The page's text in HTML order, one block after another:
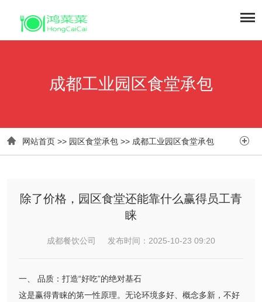
成都工业园区食堂承包
 网站首页 >> 园区食堂承包 >> 成都工业园区食堂承包 
除了价格，园区食堂还能靠什么赢得员工青
睐
成都餐饮公司 发布时间：2025-10-23 09:20
一、 品质：打造“好吃”的绝对基石
这是赢得青睐的第一性原理。无论环境多好、概念多新，不好